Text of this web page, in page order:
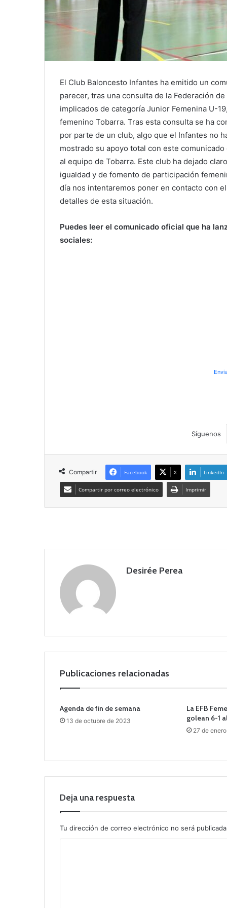
El Club Baloncesto Infantes ha emitido un
parecer, tras una consulta de la Federación
implicados de categoría Junior Femenina U-
femenino Tobarra. Tras esta consulta se ha
por parte de un club, algo que el Infantes no
mostrado su apoyo total con este
al equipo de Tobarra. Este club ha dejado
igualdad y de fomento de participación
día nos intentaremos poner en contacto con
detalles de esta situación.
Puedes leer el comunicado oficial que ha
sociales:
Síguenos
Compartir Facebook X LinkedIn
Compartir por correo electrónico Imprimir
Desirée Perea
Publicaciones relacionadas
Agenda de fin de semana
13 de octubre de 2023
La EFB
golean 6-1
27 de
Deja una respuesta
Tu dirección de correo electrónico no será